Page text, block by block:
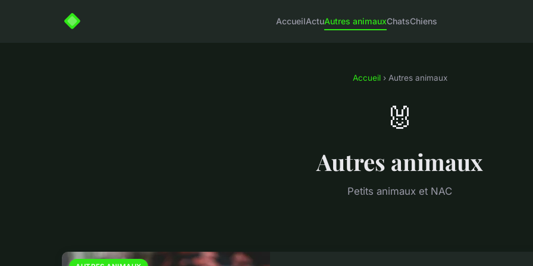
AccueilActuAutres animauxChatsChiens
Accueil› Autres animaux
🐰
Autres animaux
Petits animaux et NAC